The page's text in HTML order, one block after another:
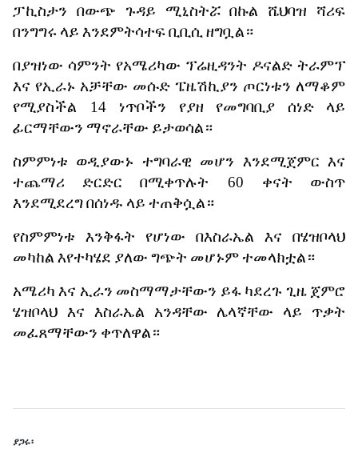
ፓኪስታን
በውጭ ጉዳይ ሚኒስትሯ በኩል ሼህባዝ
ሻሪፍ
በንግግሩ ላይ እንደምትሳተፍቢቢሲዘግቧል።
በያዝነው ሳምንት የአሜሪካው ፕሬዚዳንት ዶናልድ ትራምፕ
እና የኢራኑ አቻቸው መሱድ ፔዜሽኪያን ጦርነቱን ለማቆም
የሚያስችል 14 ነጥቦችን የያዘ የመግባቢያ ሰነድ
ላይ
ፊርማቸውን ማኖራቸው ይታወሳል።
ስምምነቱ ወዲያውኑ ተግባራዊ መሆን እንደሚጀምር እና
ተጨማሪ
ድርድር በሚቀጥሉት 60 ቀናት
ውስጥ
እንደሚደረግበሰነዱ ላይ ተጠቅሷል።
የስምምነቱ
እንቅፋት የሆነው በእስራኤል እና
በሄዝቦላህ
መካከል እየተካሄደ ያለው ግጭት መሆኑምተመላክቷል።
አሜሪካ እና ኢራን መስማማታቸውን ይፋ ካደረጉ ጊዜ ጀምሮ
ሄዝቦላህ እና እስራኤል አንዳቸው ሌላኛቸው ላይ
ጥቃት
መፈጸማቸውን ቀጥለዋል።
ያጋሩ፡